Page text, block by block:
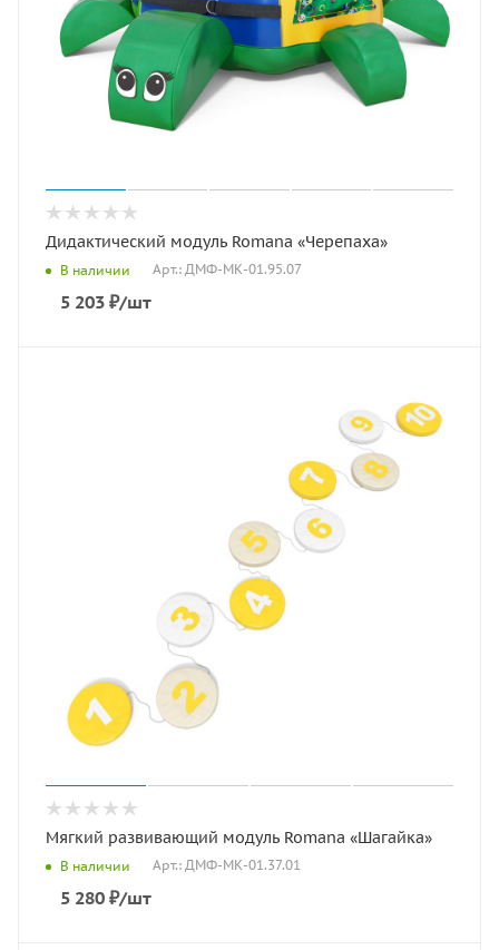
Дидактический модуль Romana «Черепаха»
В наличии Арт.: ДМФ-МК-01.95.07
5 203 ₽/шт
Мягкий развивающий модуль Romana «Шагайка»
В наличии Арт.: ДМФ-МК-01.37.01
5 280 ₽/шт